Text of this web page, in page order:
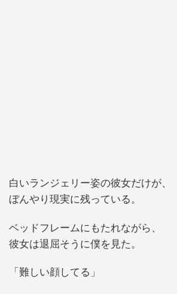
白いランジェリー姿の彼女だけが、
ぼんやり現実に残っている。
ベッドフレームにもたれながら、
彼女は退屈そうに僕を見た。
「難しい顔してる」